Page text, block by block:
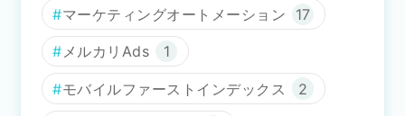
マーケティングオートメーション 17
メルカリAds 1
モバイルファーストインデックス 2